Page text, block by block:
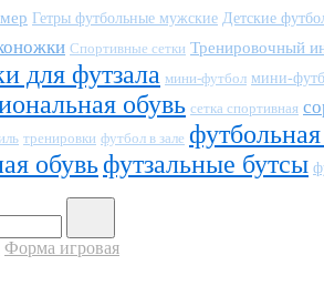
Гетры футбольные мужские Детские
Спортивные сетки Тренировочный
для футзала мини-футбол мини-
обувь сетка спортивная
тренировки футбол в зале
обувьфутзальные бутсы
Форма игровая